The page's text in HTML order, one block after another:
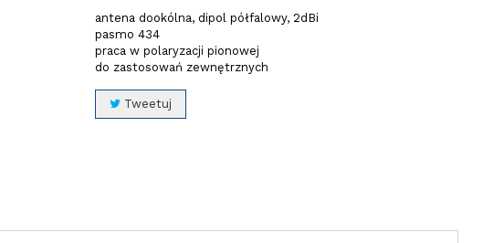
antena dookólna, dipol półfalowy, 2dBi
pasmo 434
praca w polaryzacji pionowej
do zastosowań zewnętrznych
Tweetuj